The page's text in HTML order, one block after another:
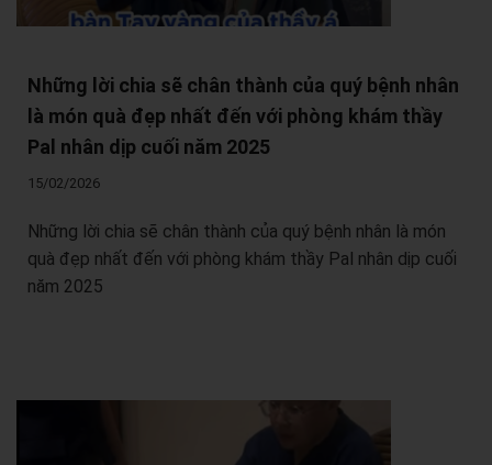
Những lời chia sẽ chân thành của quý bệnh nhân
là món quà đẹp nhất đến với phòng khám thầy
Pal nhân dịp cuối năm 2025
15/02/2026
Những lời chia sẽ chân thành của quý bệnh nhân là món
quà đẹp nhất đến với phòng khám thầy Pal nhân dịp cuối
năm 2025